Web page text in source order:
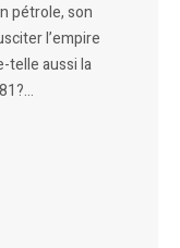
pétrole, son
l’empire
telle aussi la